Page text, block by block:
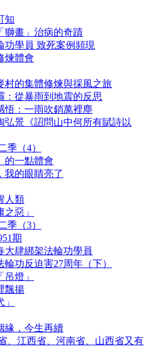
知
獅畫」治病的奇蹟
功學員 致死案例頻現
煉體會
村的集體修煉與採風之旅
：從暴雨到地震的反思
悟：一雨吹銷萬裡塵
景《詔問山中何所有賦詩以
季（4）
的一點體會
我的眼睛亮了
人類
惡」
季（3）
期
大肆綁架法輪功學員
功反迫害27周年（下）
燈」
飄揚
緣，今生再續
、江西省、河南省、山西省又有